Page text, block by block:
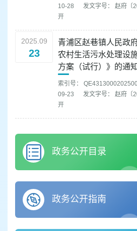
10-28
发文字号： 赵府〔
开
2025.09
23
青浦区赵巷镇人民政
农村生活污水处理设
方案（试行）》的通知
索引号：
09-23
发文字号： 赵府〔
开
政务公开目录
政务公开指南